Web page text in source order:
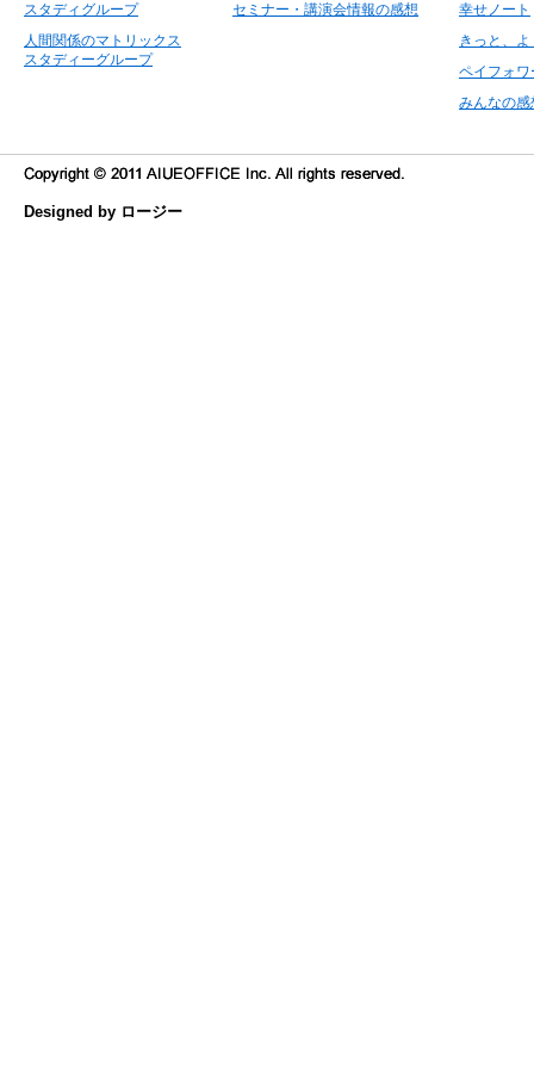
スタディグループ
人間関係のマトリックス
スタディーグループ
セミナー・講演会情報の感想
幸せノート
きっと、
ペイフォワ
みんなの感
Designed by ロージー